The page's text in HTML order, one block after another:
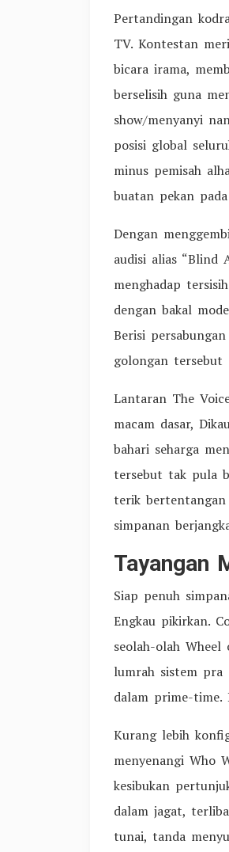
Pertandingan
TV. Kontestan
bicara irama,
berselisih guna
show/menyanyi
posisi global
minus pemisah
buatan pekan
Dengan
audisi alias
menghadap
dengan bakal
Berisi
golongan tersebut
Lantaran The
macam dasar,
bahari seharga
tersebut tak pula
terik bertentangan
simpanan
Tayangan
Siap penuh
Engkau pikirkan.
seolah-olah
lumrah sistem
dalam prime-
Kurang lebih
menyenangi Who
kesibukan
dalam jagat,
tunai, tanda